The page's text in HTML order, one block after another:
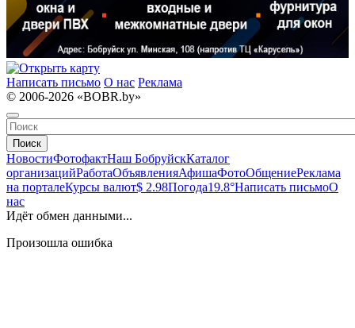
Написать письмо О нас Реклама
© 2006-2026 «BOBR.by»
Поиск
НовостиФотофактНаш БобруйскКаталог
организацийРаботаОбъявленияАфишаФотоОбщениеРеклама
на порталеКурсы валют$ 2.98Погода19.8°Написать письмоО
нас
Идёт обмен данными...
Произошла ошибка